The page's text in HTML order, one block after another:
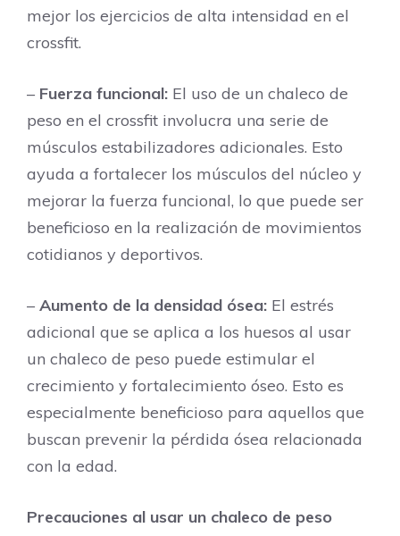
mejor los ejercicios de alta intensidad en el
crossfit.
– Fuerza funcional: El uso de un chaleco de
peso en el crossfit involucra una serie de
músculos estabilizadores adicionales. Esto
ayuda a fortalecer los músculos del núcleo y
mejorar la fuerza funcional, lo que puede ser
beneficioso en la realización de movimientos
cotidianos y deportivos.
– Aumento de la densidad ósea: El estrés
adicional que se aplica a los huesos al usar
un chaleco de peso puede estimular el
crecimiento y fortalecimiento óseo. Esto es
especialmente beneficioso para aquellos que
buscan prevenir la pérdida ósea relacionada
con la edad.
Precauciones al usar un chaleco de peso